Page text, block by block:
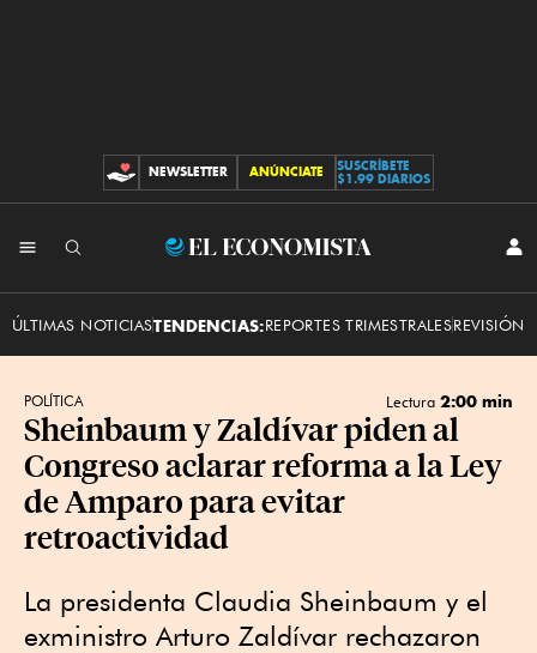
CONTRIBUCIONES
NEWSLETTER ANÚNCIATE
SUSCRÍBETE
$1.99 DIARIOS
El
ÚLTIMAS NOTICIASTENDENCIAS:REPORTES TRIMESTRALESREVISIÓN
POLÍTICA Lectura 2:00 min
Sheinbaum y Zaldívar piden al
Congreso aclarar reforma a la Ley
de Amparo para evitar
retroactividad
La presidenta Claudia Sheinbaum y el
exministro Arturo Zaldívar rechazaron